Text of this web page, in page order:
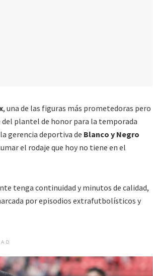
, una de las figuras más prometedoras pero
plantel de honor para la temporada
gerencia deportiva de Blanco y Negro
el rodaje que hoy no tiene en el
tenga continuidad y minutos de calidad,
por episodios extrafutbolísticos y